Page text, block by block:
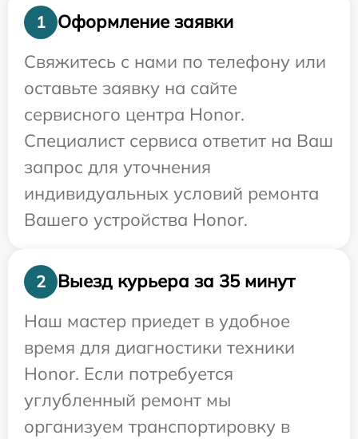
1
Оформление заявки
Свяжитесь с нами по телефону или
оставьте заявку на сайте
сервисного центра Honor.
Специалист сервиса ответит на Ваш
запрос для уточнения
индивидуальных условий ремонта
Вашего устройства Honor.
2
Выезд курьера за 35 минут
Наш мастер приедет в удобное
время для диагностики техники
Honor. Если потребуется
углубленный ремонт мы
организуем транспортировку в